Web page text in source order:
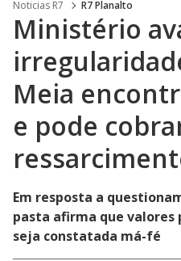
Noticias R7 R7 Planalto
Ministério
Meia
e pode
Em resposta a
pasta afirma que valores
seja constatada má-fé